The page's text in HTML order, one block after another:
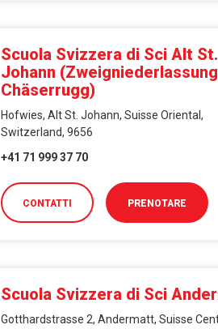
Scuola Svizzera di Sci Alt St.
Johann
Chäserrugg)
Hofwies, Alt St. Johann, Suisse Oriental,
Switzerland, 9656
+41 71 999 37 70
CONTATTI PRENOTARE
Scuola Svizzera di Sci
Gotthardstrasse 2, Andermatt, Suisse